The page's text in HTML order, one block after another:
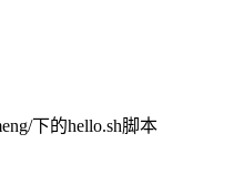
下的hello.sh脚本